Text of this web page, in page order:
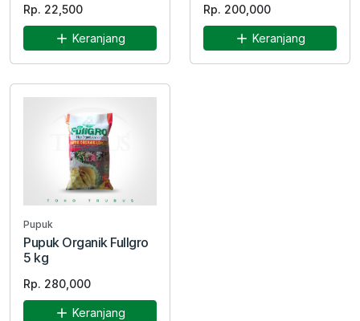
Rp. 22,500
Keranjang
Rp. 200,000
Keranjang
Pupuk
Pupuk Organik Fullgro
5 kg
Rp. 280,000
Keranjang